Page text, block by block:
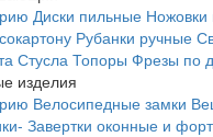
Диски пильные Ножовки
Рубанки ручные
Стусла Топоры Фрезы по
изделия
Велосипедные замки
Завертки оконные и